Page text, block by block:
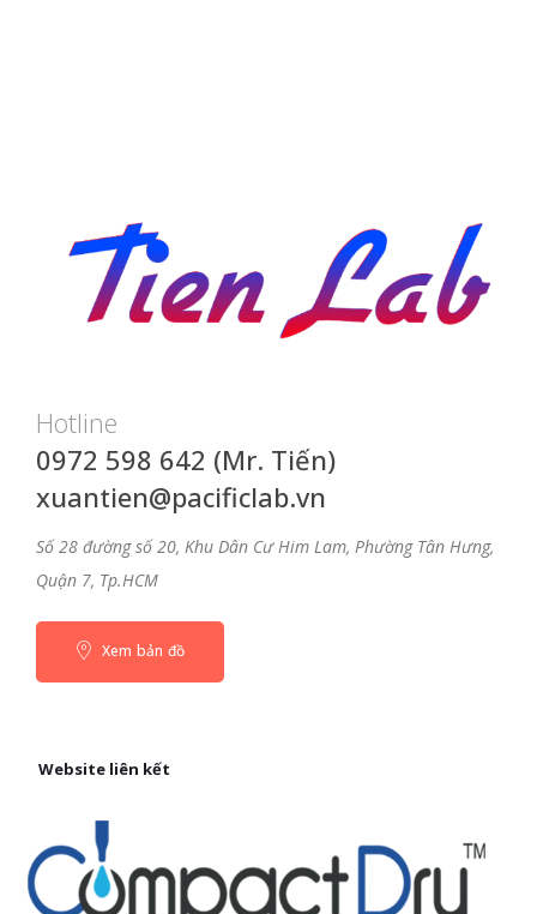
Hotline
0972 598 642 (Mr. Tiến)
xuantien@pacificlab.vn
Số 28 đường số 20, Khu Dân Cư Him Lam, Phường Tân Hưng,
Quận 7, Tp.HCM
Xem bản đồ
Website liên kết